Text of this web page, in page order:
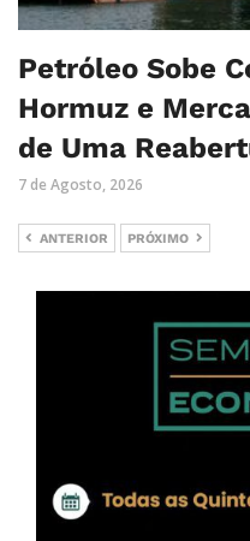
Petróleo Sobe
Hormuz e
de Uma
7 de Agosto, 2026
ANTERIOR PRÓXIMO